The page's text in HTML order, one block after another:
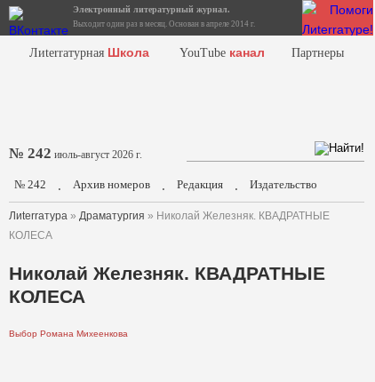
Электронный литературный журнал.
Выходит один раз в месяц. Основан в апреле 2014 г.
Лиterraтурная Школа YouTube канал Партнеры
№ 242 июль-август 2026 г.
№ 242 . Архив номеров . Редакция . Издательство
Лиterraтура » Драматургия » Николай Железняк. КВАДРАТНЫЕ
КОЛЕСА
Николай Железняк. КВАДРАТНЫЕ
КОЛЕСА
Выбор Романа Михеенкова